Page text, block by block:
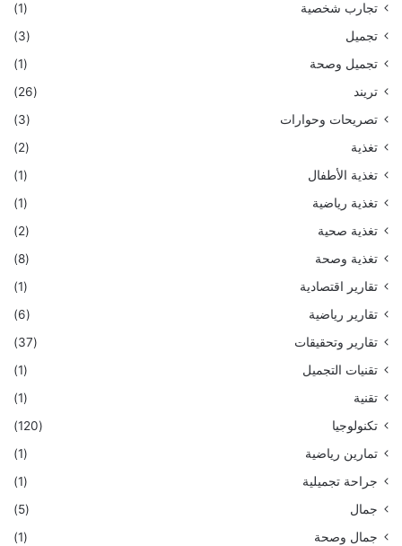
تجارب شخصية
(1)
تجميل
(3)
تجميل وصحة
(1)
تريند
(26)
تصريحات وحوارات
(3)
تغذية
(2)
تغذية الأطفال
(1)
تغذية رياضية
(1)
تغذية صحية
(2)
تغذية وصحة
(8)
تقارير اقتصادية
(1)
تقارير رياضية
(6)
تقارير وتحقيقات
(37)
تقنيات التجميل
(1)
تقنية
(1)
تكنولوجيا
(120)
تمارين رياضية
(1)
جراحة تجميلية
(1)
جمال
(5)
جمال وصحة
(1)